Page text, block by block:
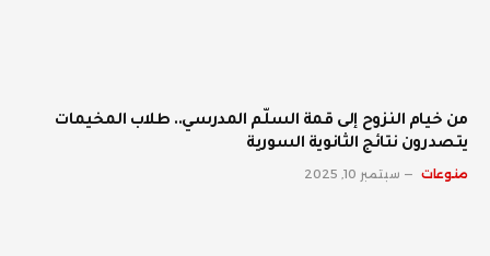
من خيام النزوح إلى قمة السلّم المدرسي.. طلاب المخيمات
يتصدرون نتائج الثانوية السورية
منوعات سبتمبر 10, 2025